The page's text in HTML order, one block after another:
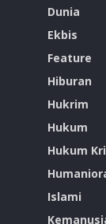
Dunia
Ekbis
Feature
Hiburan
Hukrim
Hukum
Hukum
Islami